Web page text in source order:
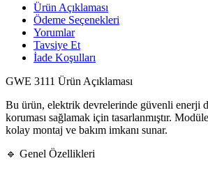
Ürün Açıklaması
Ödeme Seçenekleri
Yorumlar
Tavsiye Et
İade Koşulları
GWE 3111 Ürün Açıklaması
Bu ürün, elektrik devrelerinde güvenli enerji
koruması sağlamak için tasarlanmıştır.
kolay montaj ve bakım imkanı sunar.
🔹 Genel Özellikleri